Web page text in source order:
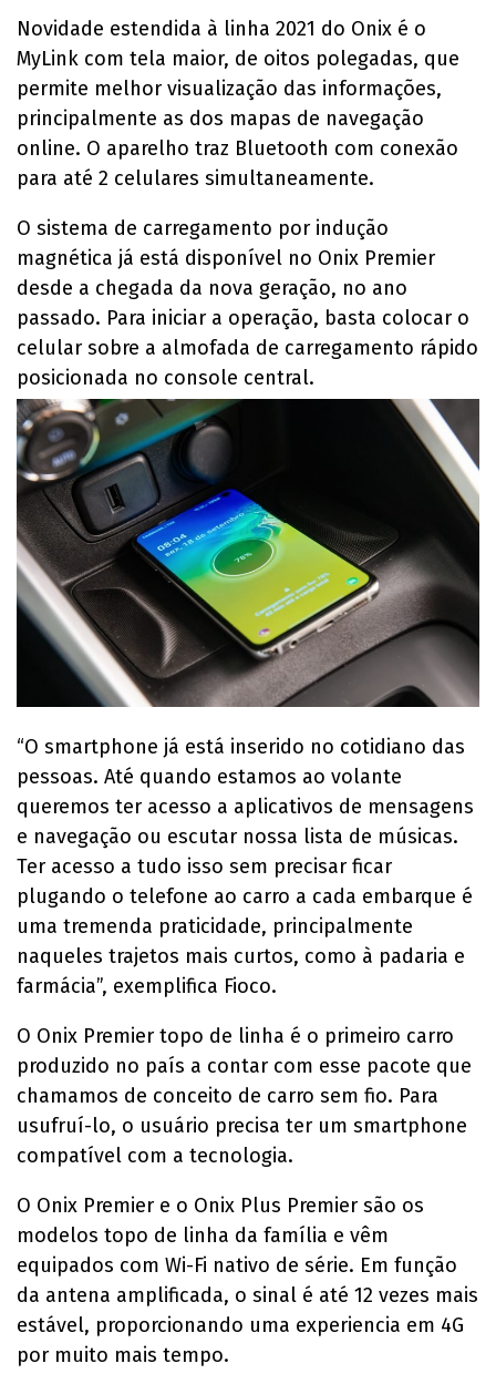
Novidade estendida à linha 2021 do Onix é o
MyLink com tela maior, de oitos polegadas, que
permite melhor visualização das informações,
principalmente as dos mapas de navegação
online. O aparelho traz Bluetooth com conexão
para até 2 celulares simultaneamente.
O sistema de carregamento por indução
magnética já está disponível no Onix Premier
desde a chegada da nova geração, no ano
passado. Para iniciar a operação, basta colocar o
celular sobre a almofada de carregamento rápido
posicionada no console central.
“O smartphone já está inserido no cotidiano das
pessoas. Até quando estamos ao volante
queremos ter acesso a aplicativos de mensagens
e navegação ou escutar nossa lista de músicas.
Ter acesso a tudo isso sem precisar ficar
plugando o telefone ao carro a cada embarque é
uma tremenda praticidade, principalmente
naqueles trajetos mais curtos, como à padaria e
farmácia”, exemplifica Fioco.
O Onix Premier topo de linha é o primeiro carro
produzido no país a contar com esse pacote que
chamamos de conceito de carro sem fio. Para
usufruí-lo, o usuário precisa ter um smartphone
compatível com a tecnologia.
O Onix Premier e o Onix Plus Premier são os
modelos topo de linha da família e vêm
equipados com Wi-Fi nativo de série. Em função
da antena amplificada, o sinal é até 12 vezes mais
estável, proporcionando uma experiencia em 4G
por muito mais tempo.